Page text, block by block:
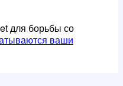
для борьбы со
ваши